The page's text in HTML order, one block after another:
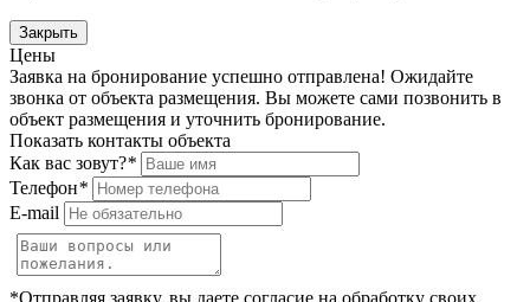
Закрыть
Цены
Заявка на бронирование успешно отправлена! Ожидайте
звонка от объекта размещения. Вы можете сами позвонить в
объект размещения и уточнить бронирование.
Показать контакты объекта
Как вас зовут?*
Телефон*
E-mail